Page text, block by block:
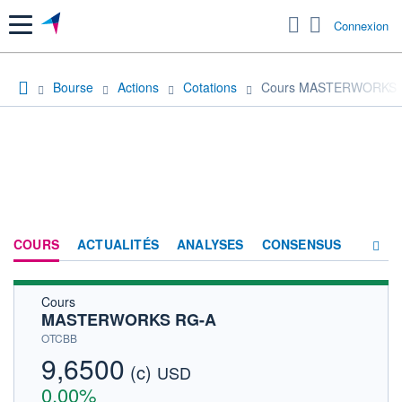
Menu Connexion
Bourse Actions Cotations Cours MASTERWORKS
COURS ACTUALITÉS ANALYSES CONSENSUS
Cours
MASTERWORKS RG-A
OTCBB
9,6500 (c) USD
0,00%